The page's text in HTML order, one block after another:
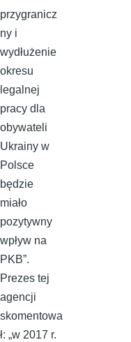
przygranicz
ny i
wydłużenie
okresu
legalnej
pracy dla
obywateli
Ukrainy w
Polsce
będzie
miało
pozytywny
wpływ na
PKB”.
Prezes tej
agencji
skomentowa
ł: „w 2017 r.